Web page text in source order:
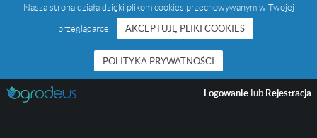
Nasza strona działa dzięki plikom cookies przechowywanym w Twojej
przeglądarce.
AKCEPTUJĘ PLIKI COOKIES
POLITYKA PRYWATNOŚCI
Logowanie lub Rejestracja